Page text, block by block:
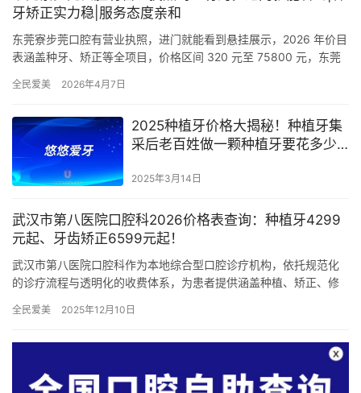
牙矫正实力稳|服务态度亲和
东莞寮步莞口腔有营业执照，进门就能看到悬挂展示，2026 年价目
表涵盖种牙、矫正等全项目，价格区间 320 元至 75800 元，东莞
全民爱美 2026年4月7日
2025种植牙价格大揭秘！种植牙集
采后老百姓做一颗种植牙要花多少
2025年3月14日
武汉市第八医院口腔科2026价格表查询：种植牙4299
元起、牙齿矫正6599元起！
武汉市第八医院口腔科作为本地综合型口腔诊疗机构，依托规范化
的诊疗流程与透明化的收费体系，为患者提供涵盖种植、矫正、修
模…
全民爱美 2025年12月10日